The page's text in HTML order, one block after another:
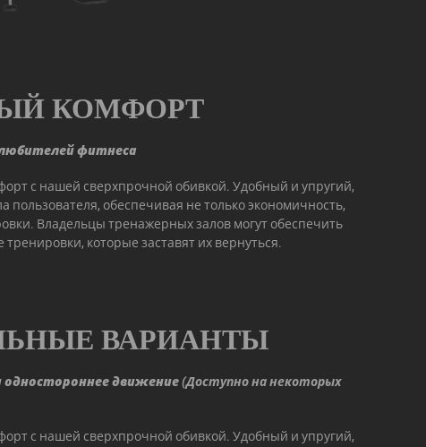
КОМФОРТ
фитнеса
с нашей сверхпрочной обивкой. Удобный и упругий,
пользователя, обеспечивая не только экономичность,
Владельцы тренажерных залов могут обеспечить
которые заставят их вернуться.
ВАРИАНТЫ
одностороннее движение(Доступно на некоторых
с нашей сверхпрочной обивкой. Удобный и упругий,